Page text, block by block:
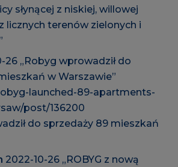
słynącej z niskiej, willowej
licznych terenów zielonych i
26 „Robyg wprowadził do
w Warszawie”
launched-89-apartments-
post/136200
do sprzedaży 89 mieszkań
2022-10-26 „ROBYG z nową